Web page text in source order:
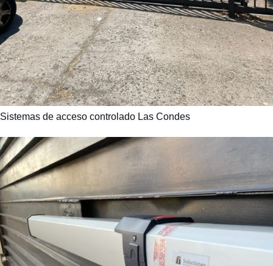
Sistemas de acceso controlado Las Condes